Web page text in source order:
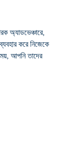
অ্যাডভেঞ্চারে,
করে নিজেকে
আপনি তাদের
আপনি তাদের
যাওয়ার আগে
আপনাকে